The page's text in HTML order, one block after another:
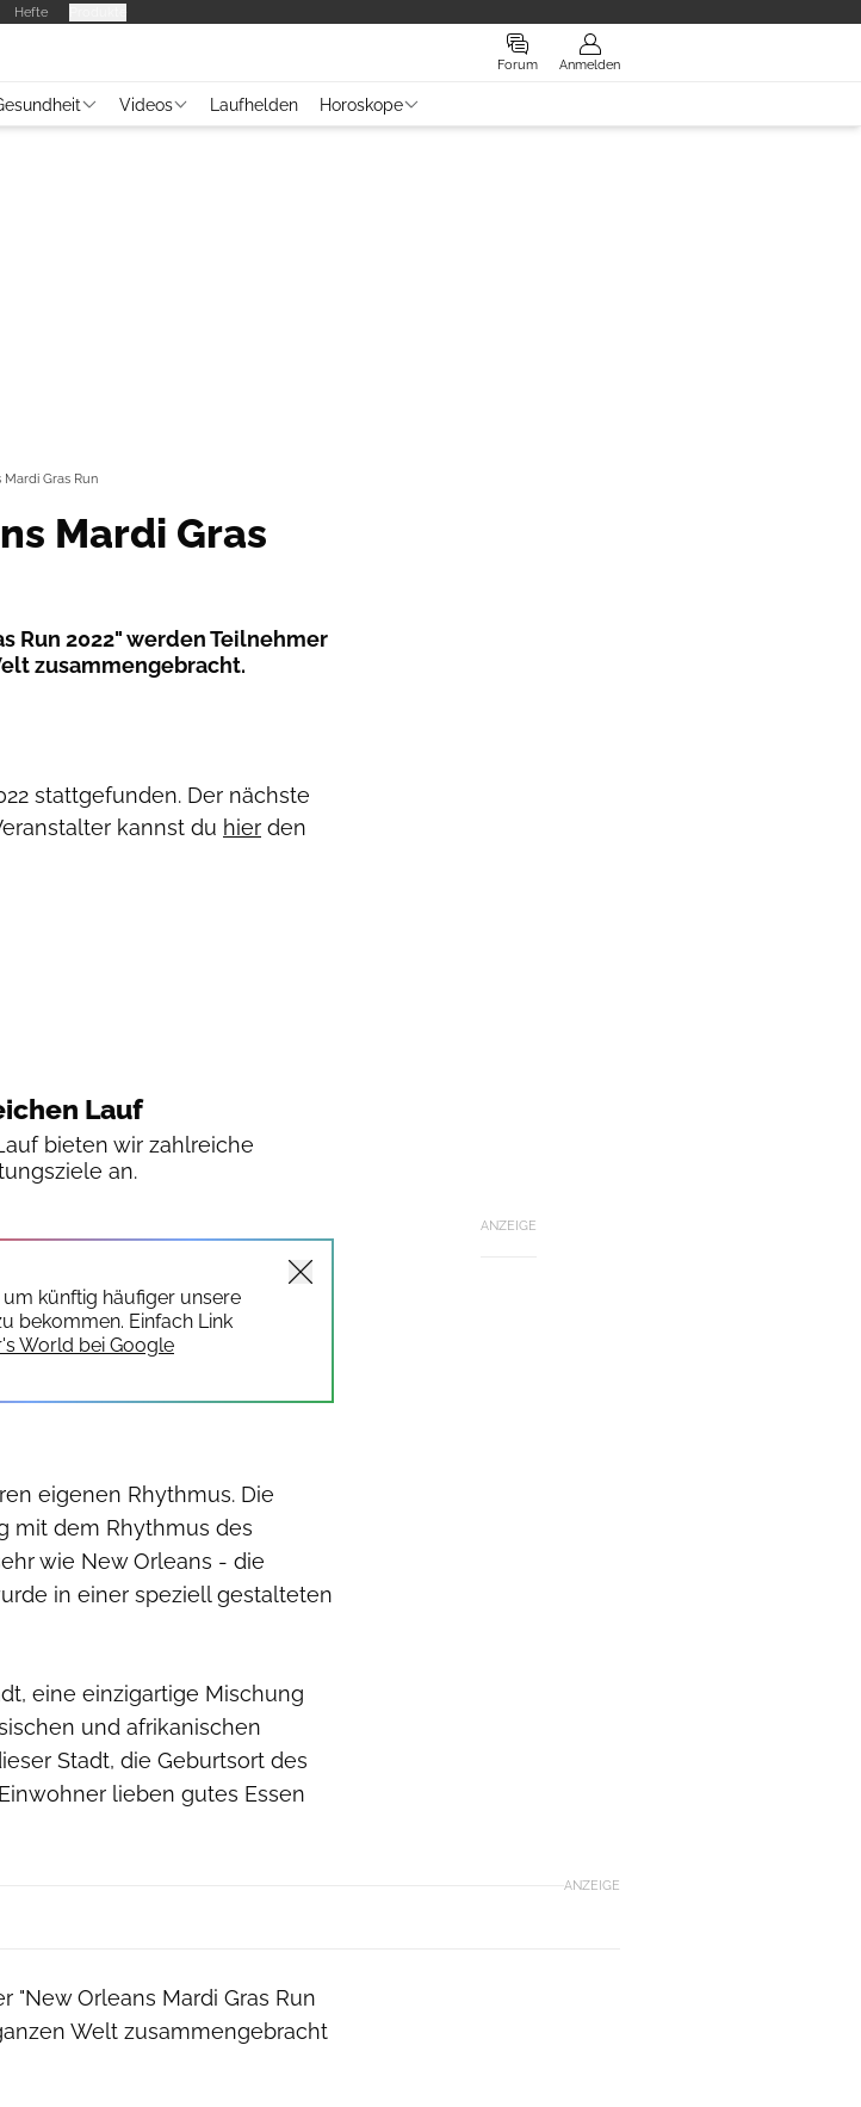
Hefte
Forum Anmelden
Videos Laufhelden Horoskope
Gras Run
Mardi Gras
Run 2022" werden Teilnehmer
zusammengebracht.
stattgefunden. Der nächste
kannst du hier den
Lauf
bieten wir zahlreiche
an.
ANZEIGE
künftig häufiger unsere
bekommen. Einfach Link
World bei Google
eigenen Rhythmus. Die
mit dem Rhythmus des
wie New Orleans - die
in einer speziell gestalteten
eine einzigartige Mischung
und afrikanischen
Stadt, die Geburtsort des
lieben gutes Essen
ANZEIGE
"New Orleans Mardi Gras Run
Welt zusammengebracht